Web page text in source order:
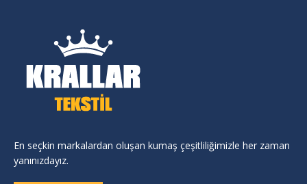
En seçkin markalardan oluşan kumaş çeşitliliğimizle her zaman
yanınızdayız.